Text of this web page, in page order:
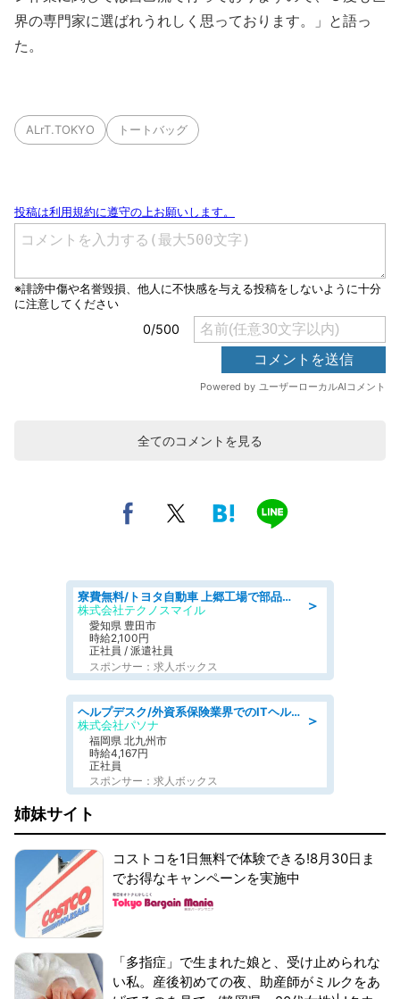
界の専門家に選ばれうれしく思っております。」と語っ
た。
ALrT.TOKYO トートバッグ
全てのコメントを見る
＞
寮費無料/トヨタ自動車 上郷工場で部品の組立製造/tutumi
株式会社テクノスマイル
愛知県 豊田市
時給2,100円
正社員 / 派遣社員
スポンサー：求人ボックス
＞
ヘルプデスク/外資系保険業界でのITヘルプデスク業務/駅近/即日勤務可/ヘルプデスク
株式会社パソナ
福岡県 北九州市
時給4,167円
正社員
スポンサー：求人ボックス
姉妹サイト
コストコを1日無料で体験できる!8月30日ま
でお得なキャンペーンを実施中
「多指症」で生まれた娘と、受け止められな
い私。産後初めての夜、助産師がミルクをあ